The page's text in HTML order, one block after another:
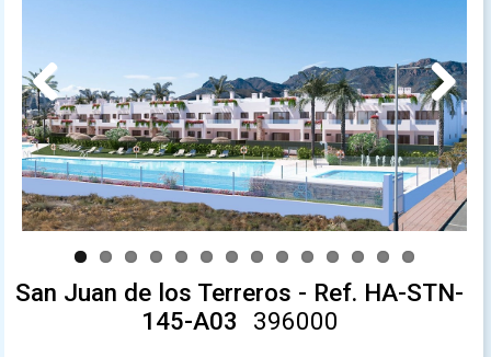
Previous Next
San Juan de los Terreros - Ref. HA-STN-
145-A03
396000